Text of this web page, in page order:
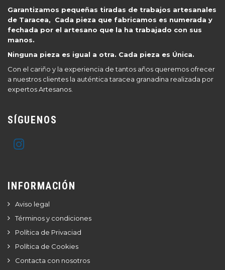
Garantizamos pequeñas tiradas de trabajos artesanales
de Taracea, Cada pieza que fabricamos es numerada y
fechada por el artesano que la ha trabajado con sus
manos.
Ninguna pieza es igual a otra. Cada pieza es Única.
Con el cariño y la experiencia de tantos años queremos ofrecer
a nuestros clientes la auténtica taracea granadina realizada por
expertos Artesanos.
SÍGUENOS
INFORMACIÓN
Aviso legal
Términos y condiciones
Política de Privaciad
Política de Cookies
Contacta con nosotros